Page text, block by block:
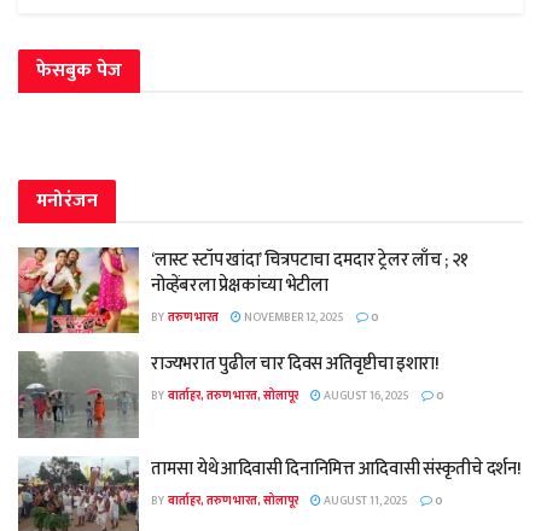
फेसबुक पेज
मनोरंजन
‘लास्ट स्टॉप खांदा’ चित्रपटाचा दमदार ट्रेलर लाँच ; २१
नोव्हेंबरला प्रेक्षकांच्या भेटीला
BYतरुण भारत NOVEMBER 12, 2025 0
राज्यभरात पुढील चार दिवस अतिवृष्टीचा इशारा!
BYवार्ताहर, तरुण भारत, सोलापूर AUGUST 16, 2025 0
तामसा येथे आदिवासी दिनानिमित्त आदिवासी संस्कृतीचे दर्शन!
BYवार्ताहर, तरुण भारत, सोलापूर AUGUST 11, 2025 0